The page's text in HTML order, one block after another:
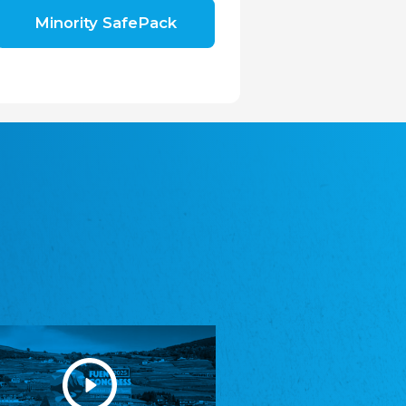
republice, z.s.
Landesversammlung der deutschen Vereine
Sydslesvigsk Forening e. V.
Südschleswigscher Verein
Youth of European Nationalities (YEN)
Jugend Europäischer Volksgruppen (JEV)
Minority SafePack